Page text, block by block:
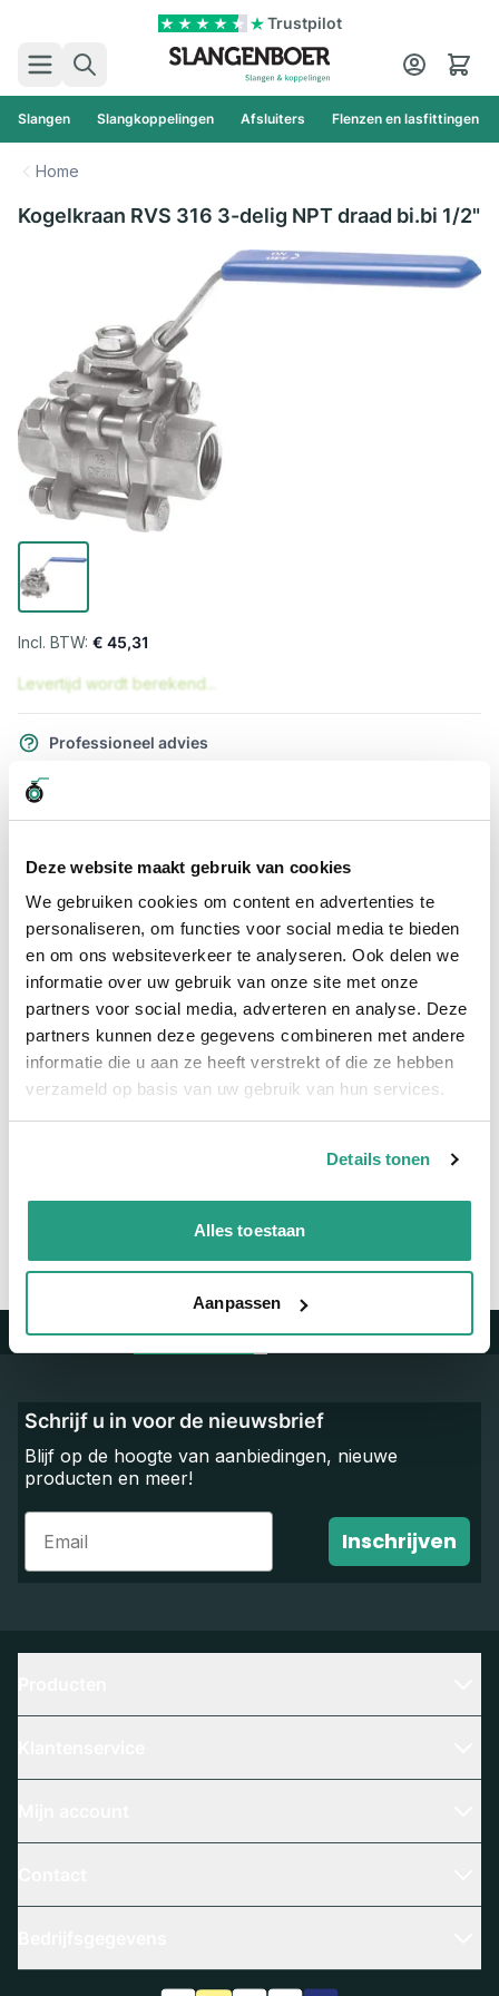
Deze website maakt gebruik van cookies
We gebruiken cookies om content en advertenties te
personaliseren, om functies voor social media te bieden
en om ons websiteverkeer te analyseren. Ook delen we
informatie over uw gebruik van onze site met onze
partners voor social media, adverteren en analyse. Deze
partners kunnen deze gegevens combineren met andere
informatie die u aan ze heeft verstrekt of die ze hebben
verzameld op basis van uw gebruik van hun services.
Details tonen
Alles toestaan
Aanpassen
Trustpilot
Zoek
Cart
Slangen Slangkoppelingen Afsluiters Flenzen en lasfittingen
Home
Kogelkraan RVS 316 3-delig NPT draad bi.bi 1/2"
€ 45,31
Levertijd wordt berekend...
Professioneel advies
Snel naar
Meer informatie
Meer informatie
Maatvoering koppeling 1/2"
We zijn beschikbaar van ma t/m vr van 08:00 tot 17:00 uur.
Trustpilot
Schrijf u in voor de nieuwsbrief
Blijf op de hoogte van aanbiedingen, nieuwe
producten en meer!
Email
Inschrijven